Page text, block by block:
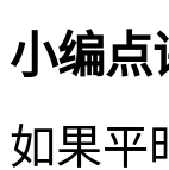
小编点
如果平